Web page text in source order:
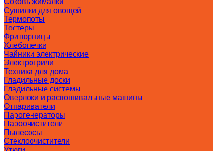
Соковыжималки
Сушилки для овощей
Термопоты
Тостеры
Фритюрницы
Хлебопечки
Чайники электрические
Электрогрили
Техника для дома
Гладильные доски
Гладильные системы
Оверлоки и распошивальные машины
Отпариватели
Парогенераторы
Пароочистители
Пылесосы
Стеклоочистители